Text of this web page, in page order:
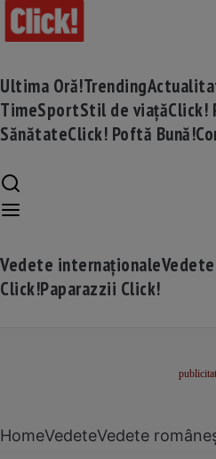
Ultima Oră!Trending
TimeSportStil de viațăClick!
SănătateClick! Poftă Bună!
Vedete internaționale
Click!Paparazzii Click!
HomeVedeteVedete